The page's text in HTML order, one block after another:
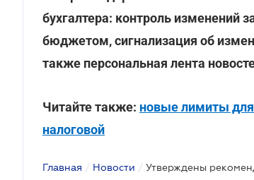
бухгалтера: контроль изменений
бюджетом, сигнализация об
также персональная лента
Читайте также: новые лимиты
налоговой
Главная / Новости /